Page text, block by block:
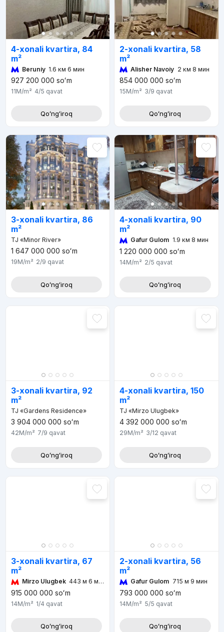
4-xonali kvartira, 84
m²
Beruniy 1.6 км 6 мин
927 200 000 soʻm
11M/m² 4/5 qavat
Qoʻngʻiroq
2-xonali kvartira, 58
m²
Alisher Navoiy 2 км 8 мин
854 000 000 soʻm
15M/m² 3/9 qavat
Qoʻngʻiroq
3-xonali kvartira, 86
m²
TJ «Minor River»
1 647 000 000 soʻm
19M/m² 2/9 qavat
Qoʻngʻiroq
4-xonali kvartira, 90
m²
Gafur Gulom 1.9 км 8 мин
1 220 000 000 soʻm
14M/m² 2/5 qavat
Qoʻngʻiroq
3-xonali kvartira, 92
m²
TJ «Gardens Residence»
3 904 000 000 soʻm
42M/m² 7/9 qavat
Qoʻngʻiroq
4-xonali kvartira, 150
m²
TJ «Mirzo Ulugbek»
4 392 000 000 soʻm
29M/m² 3/12 qavat
Qoʻngʻiroq
3-xonali kvartira, 67
m²
Mirzo Ulugbek 443 м 6 мин
915 000 000 soʻm
14M/m² 1/4 qavat
Qoʻngʻiroq
2-xonali kvartira, 56
m²
Gafur Gulom 715 м 9 мин
793 000 000 soʻm
14M/m² 5/5 qavat
Qoʻngʻiroq